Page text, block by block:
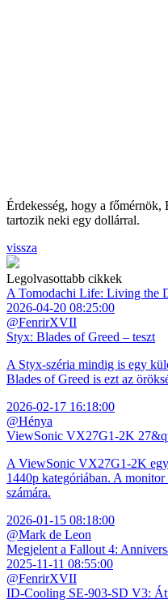
Érdekesség, hogy a
tartozik neki egy dollárral.
vissza
Legolvasottabb cikkek
A Tomodachi Life: Living the
2026-04-20 08:25:00
@FenrirXVII
Styx: Blades of Greed – teszt
A Styx-széria mindig is egy
Blades of Greed is ezt az
2026-02-17 16:18:00
@Hénya
ViewSonic VX27G1-2K
A ViewSonic VX27G1-2K egy
1440p kategóriában. A
számára.
2026-01-15 08:18:00
@Mark de Leon
Megjelent a Fallout 4:
2025-11-11 08:55:00
@FenrirXVII
ID-Cooling SE-903-SD V3: